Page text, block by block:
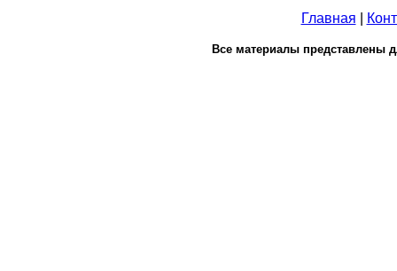
Главная
Все материалы представлены